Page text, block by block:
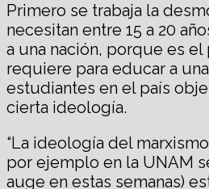
Primero se trabaja la
necesitan entre 15 a 20
a una nación, porque es
requiere para educar a
estudiantes en el país
cierta ideología.
“La ideología del
por ejemplo en la UNAM
auge en estas semanas)